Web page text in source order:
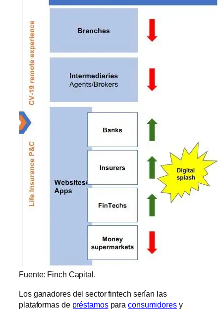
Fuente: Finch Capital.
Los ganadores del sector fintech serían las
plataformas de préstamosparaconsumidoresy